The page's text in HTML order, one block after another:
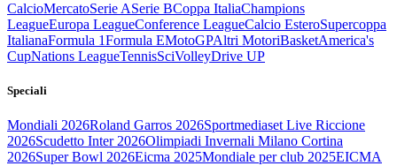
CalcioMercatoSerie ASerie BCoppa ItaliaChampions
LeagueEuropa LeagueConference LeagueCalcio EsteroSupercoppa
ItalianaFormula 1Formula EMotoGPAltri MotoriBasketAmerica's
CupNations LeagueTennisSciVolleyDrive UP
Speciali
Mondiali 2026Roland Garros 2026Sportmediaset Live Riccione
2026Scudetto Inter 2026Olimpiadi Invernali Milano Cortina
2026Super Bowl 2026Eicma 2025Mondiale per club 2025EICMA